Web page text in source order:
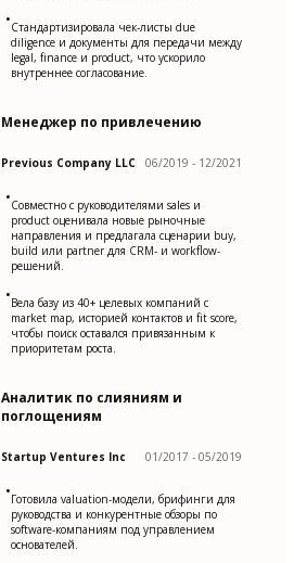
•Стандартизировала чек-листы due
diligence и документы для передачи между
legal, finance и product, что ускорило
внутреннее согласование.
Менеджер по привлечению
Previous Company LLC 06/2019 - 12/2021
•Совместно с руководителями sales и
product оценивала новые рыночные
направления и предлагала сценарии buy,
build или partner для CRM- и workflow-
решений.
•Вела базу из 40+ целевых компаний с
market map, историей контактов и fit score,
чтобы поиск оставался привязанным к
приоритетам роста.
Аналитик по слияниям и
поглощениям
Startup Ventures Inc 01/2017 - 05/2019
•Готовила valuation-модели, брифинги для
руководства и конкурентные обзоры по
software-компаниям под управлением
основателей.